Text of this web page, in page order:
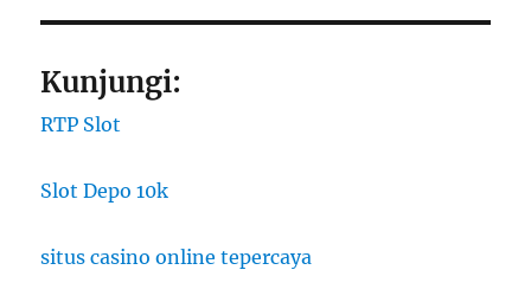
Kunjungi:
RTP Slot
Slot Depo 10k
situs casino online tepercaya